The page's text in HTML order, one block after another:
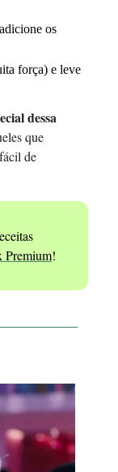
os
força) e leve
dessa
que
de
Premium!